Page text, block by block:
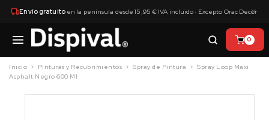
Envío gratuitoen la península desde 15,95 € IVA incluido · Excepto Orac Decor
×
0
Inicio Pinturas y Recubrimientos Spray de Pintura
Spray Loop Maxi
Asphalt Negro 600 Ml